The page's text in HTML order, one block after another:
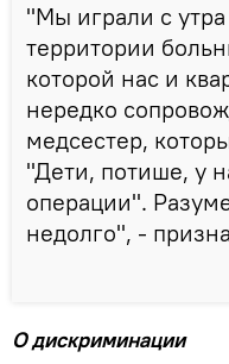
"Мы играли с
территории
которой нас и
нередко
медсестер,
"Дети, потише, у
операции".
недолго", -
О дискриминации